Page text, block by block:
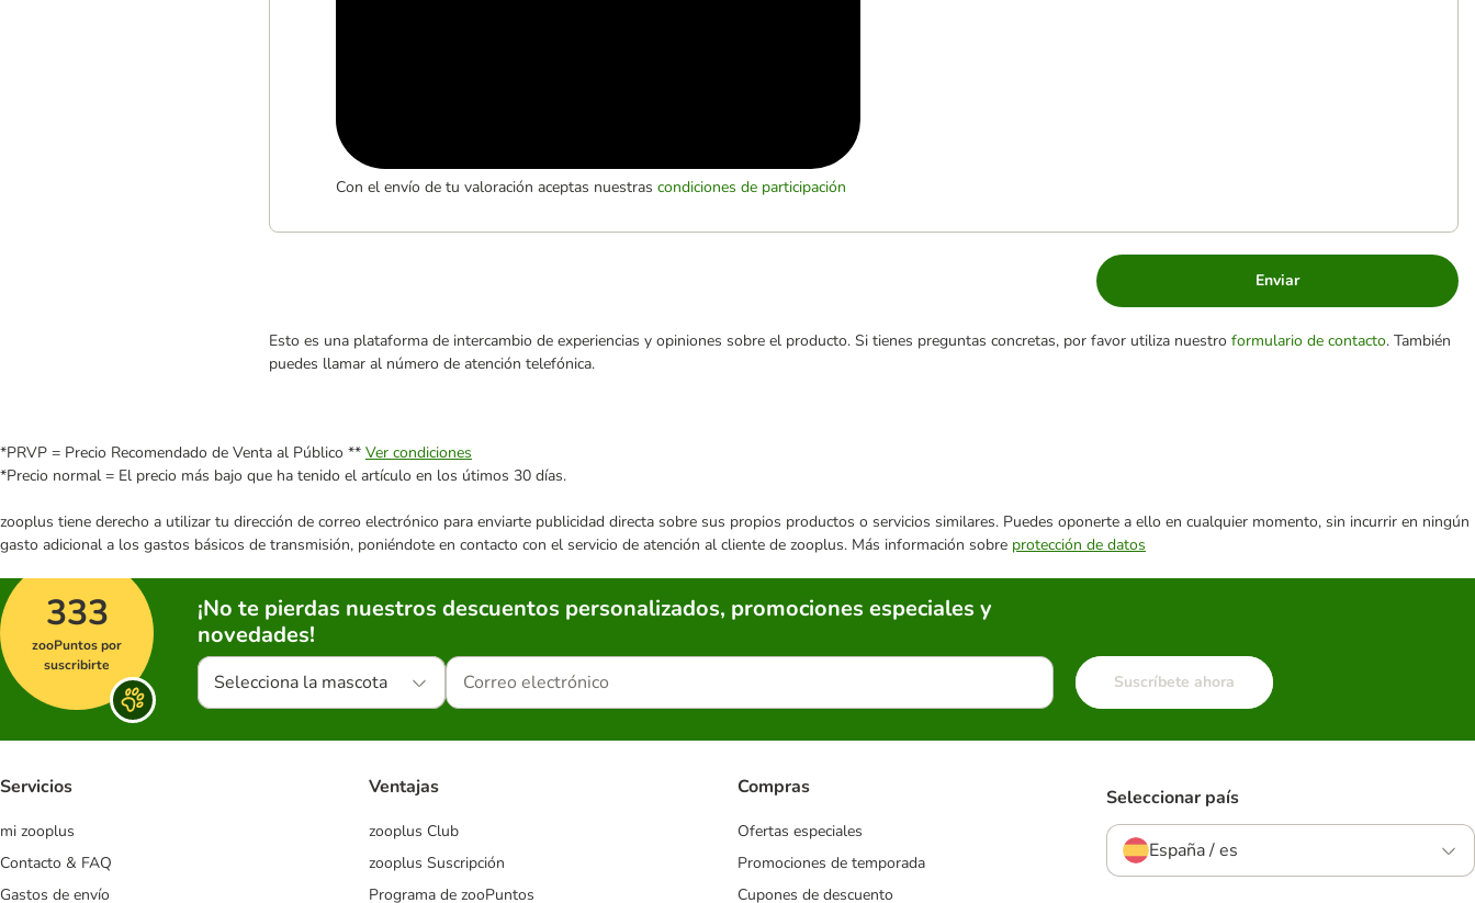
Con el envío de tu valoración aceptas nuestras condiciones de participación
Enviar
Esto es una plataforma de intercambio de experiencias y opiniones sobre el producto. Si tienes preguntas concretas, por favor utiliza nuestro formulario de contacto. También
puedes llamar al número de atención telefónica.
*PRVP = Precio Recomendado de Venta al Público ** Ver condiciones
*Precio normal = El precio más bajo que ha tenido el artículo en los útimos 30 días.
zooplus tiene derecho a utilizar tu dirección de correo electrónico para enviarte publicidad directa sobre sus propios productos o servicios similares. Puedes oponerte a ello en cualquier momento, sin incurrir en ningún
gasto adicional a los gastos básicos de transmisión, poniéndote en contacto con el servicio de atención al cliente de zooplus. Más información sobre protección de datos
333
zooPuntos por
suscribirte
¡No te pierdas nuestros descuentos personalizados, promociones especiales y
novedades!
Selecciona la mascota Suscríbete ahora
Servicios
mi zooplus
Contacto & FAQ
Gastos de envío
Ventajas
zooplus Club
zooplus Suscripción
Programa de zooPuntos
Compras
Ofertas especiales
Promociones de temporada
Cupones de descuento
Seleccionar país
España / es